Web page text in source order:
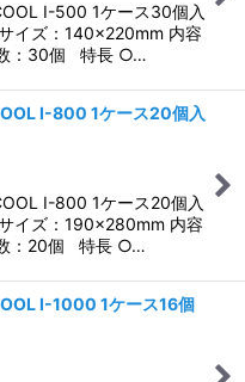
I-500 1ケース30個入
イズ：140×220mm 内容
：30個 特長 ○…
I-800 1ケース20個入
I-800 1ケース20個入
イズ：190×280mm 内容
：20個 特長 ○…
I-1000 1ケース16個